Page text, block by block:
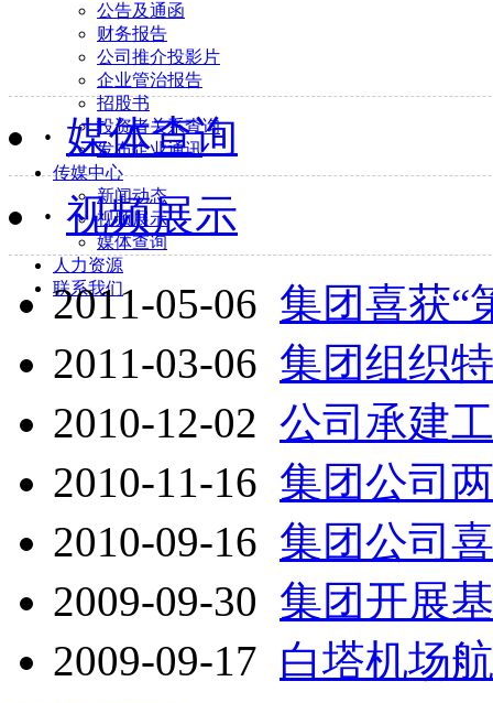
公告及通函
财务报告
公司推介投影片
企业管治报告
招股书
投资者关系查询
发布企业通讯
传媒中心
新闻动态
视频展示
媒体查询
人力资源
联系我们
· 媒体查询
· 视频展示
2011-05-06 集团喜获“
2011-03-06 集团组织
2010-12-02 公司承建
2010-11-16 集团公司
2010-09-16 集团公司
2009-09-30 集团开展
2009-09-17 白塔机场